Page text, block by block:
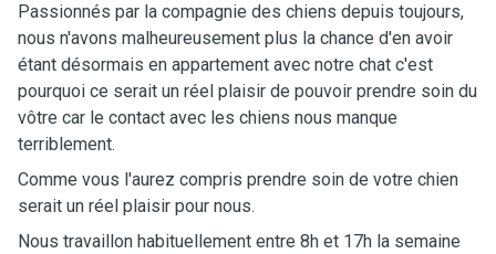
Passionnés par la compagnie des chiens depuis toujours,
nous n'avons malheureusement plus la chance d'en avoir
étant désormais en appartement avec notre chat c'est
pourquoi ce serait un réel plaisir de pouvoir prendre soin du
vôtre car le contact avec les chiens nous manque
terriblement.
Comme vous l'aurez compris prendre soin de votre chien
serait un réel plaisir pour nous.
Nous travaillon habituellement entre 8h et 17h la semaine